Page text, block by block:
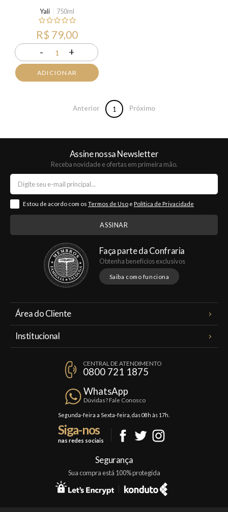
Yali
750ml
R$ 79,00
- 1 +
ADICIONAR
Anterior 1 Próximo
Assine nossa Newsletter
Receba novidade e ofertas em primeira mão.
Estou de acordo com os Termos de Uso e Política de Privacidade
Faça parte da Confraria
Obtenha benefícios exclusivos
Saiba como funciona
Área do Cliente
Institucional
Política de Privacidade
Trocas e Devoluções
Formas de Pagamento
CENTRAL DE ATENDIMENTO
0800 721 1875
WhatsApp
Dúvidas? Fale Conosco
Segunda-feira a Sexta-feira, das 08h às 17h.
Siga-nos
nas redes sociais
Segurança
Sua compra está 100% protegida